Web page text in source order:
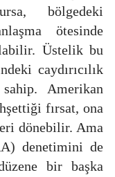
bölgedeki
ötesinde
Üstelik bu
caydırıcılık
Amerikan
fırsat, ona
dönebilir. Ama
denetimini de
bir başka